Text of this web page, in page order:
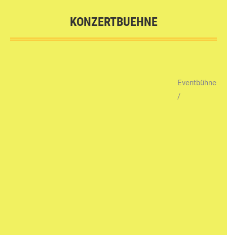
KONZERTBUEHNE
Sie befinden sich hier:
Eventbühne
/